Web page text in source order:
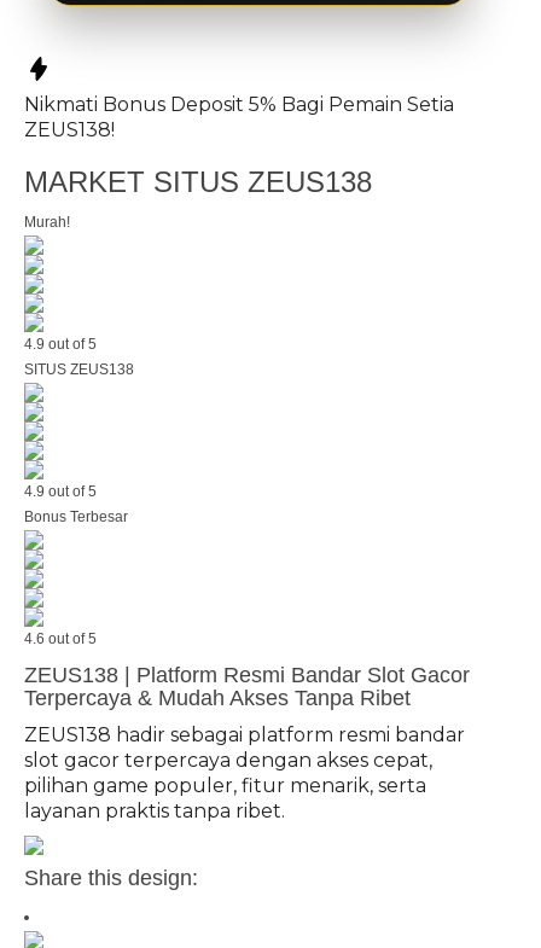
Nikmati Bonus Deposit 5% Bagi Pemain Setia
ZEUS138!
MARKET SITUS ZEUS138
Murah!
4.9 out of 5
SITUS ZEUS138
4.9 out of 5
Bonus Terbesar
4.6 out of 5
ZEUS138 | Platform Resmi Bandar Slot Gacor
Terpercaya & Mudah Akses Tanpa Ribet
ZEUS138 hadir sebagai platform resmi bandar
slot gacor terpercaya dengan akses cepat,
pilihan game populer, fitur menarik, serta
layanan praktis tanpa ribet.
Share this design: